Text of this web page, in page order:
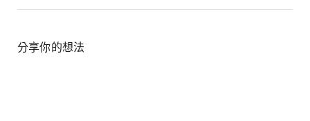
分享你的想法